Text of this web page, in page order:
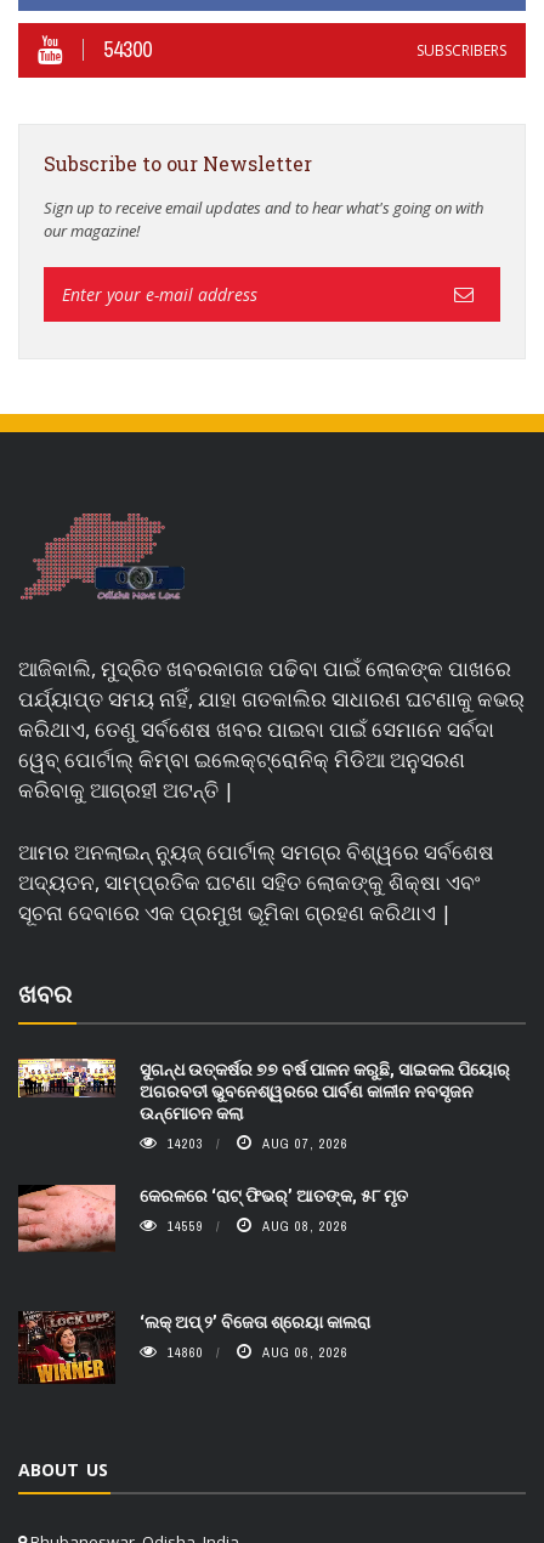
54300 SUBSCRIBERS
Subscribe to our Newsletter
Sign up to receive email updates and to hear what's going on with
our magazine!
ଆଜିକାଲି, ମୁଦ୍ରିତ ଖବରକାଗଜ ପଢିବା ପାଇଁ ଲୋକଙ୍କ ପାଖରେ
ପର୍ଯ୍ୟାପ୍ତ ସମୟ ନାହିଁ, ଯାହା ଗତକାଲିର ସାଧାରଣ ଘଟଣାକୁ କଭର୍
କରିଥାଏ, ତେଣୁ ସର୍ବଶେଷ ଖବର ପାଇବା ପାଇଁ ସେମାନେ ସର୍ବଦା
ୱେବ୍ ପୋର୍ଟାଲ୍ କିମ୍ବା ଇଲେକ୍ଟ୍ରୋନିକ୍ ମିଡିଆ ଅନୁସରଣ
କରିବାକୁ ଆଗ୍ରହୀ ଅଟନ୍ତି |
ଆମର ଅନଲାଇନ୍ ନ୍ୟୁଜ୍ ପୋର୍ଟାଲ୍ ସମଗ୍ର ବିଶ୍ୱରେ ସର୍ବଶେଷ
ଅଦ୍ୟତନ, ସାମ୍ପ୍ରତିକ ଘଟଣା ସହିତ ଲୋକଙ୍କୁ ଶିକ୍ଷା ଏବଂ
ସୂଚନା ଦେବାରେ ଏକ ପ୍ରମୁଖ ଭୂମିକା ଗ୍ରହଣ କରିଥାଏ |
ଖବର
ସୁଗନ୍ଧ ଉତ୍କର୍ଷର ୭୭ ବର୍ଷ ପାଳନ କରୁଛି, ସାଇକଲ ପିୟୋର୍‌
ଅଗରବତୀ ଭୁବନେଶ୍ୱରରେ ପାର୍ବଣ କାଳୀନ ନବସୃଜନ
ଉନ୍ମୋଚନ କଲା
14203 AUG 07, 2026
କେରଳରେ ‘ରାଟ୍ ଫିଭର୍’ ଆତଙ୍କ, ୫୮ ମୃତ
14559 AUG 08, 2026
‘ଲକ୍ ଅପ୍ ୨’ ବିଜେତା ଶ୍ରେୟା କାଲରା
14860 AUG 06, 2026
ABOUT US